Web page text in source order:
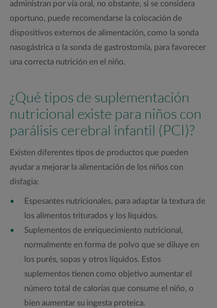
administran por vía oral, no obstante, si se considera
oportuno, puede recomendarse la colocación de
dispositivos externos de alimentación, como la sonda
nasogástrica o la sonda de gastrostomía, para favorecer
una correcta nutrición en el niño.
¿Qué tipos de suplementación
nutricional existe para niños con
parálisis cerebral infantil (PCI)?
Existen diferentes tipos de productos que pueden
ayudar a mejorar la alimentación de los niños con
disfagia:
Espesantes nutricionales, para adaptar la textura de
los alimentos triturados y los líquidos.
Suplementos de enriquecimiento nutricional,
normalmente en forma de polvo que se diluye en
los purés, sopas y otros líquidos. Estos
suplementos tienen como objetivo aumentar el
número total de calorías que consume el niño, o
bien aumentar su ingesta proteica.